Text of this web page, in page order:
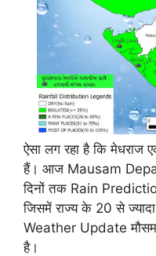
ऐसा लग रहा है कि मेधराज
हैं। आज Mausam
दिनों तक Rain Prediction
जिसमें राज्य के 20 से ज्यादा
Weather Update मौसम
है।